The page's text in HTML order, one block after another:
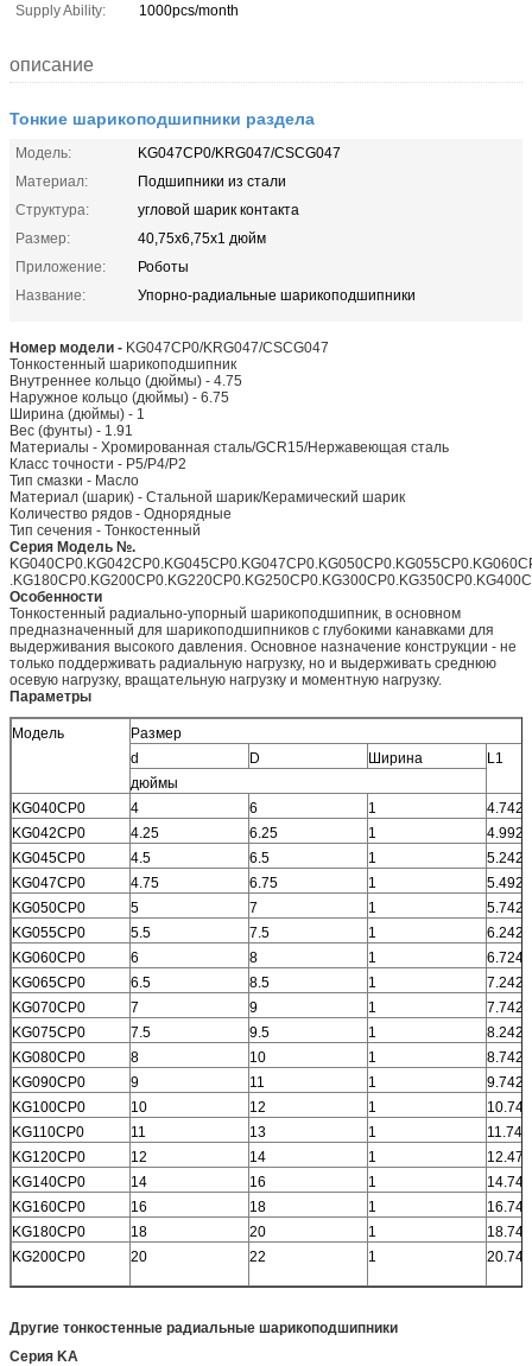
Supply Ability:
1000pcs/month
описание
Тонкие шарикоподшипники раздела
Модель:
KG047CP0/KRG047/CSCG047
Материал:
Подшипники из стали
Структура:
угловой шарик контакта
Размер:
40,75х6,75х1 дюйм
Приложение:
Роботы
Название:
Упорно-радиальные шарикоподшипники
Номер модели - KG047CP0/KRG047/CSCG047
Тонкостенный шарикоподшипник
Внутреннее кольцо (дюймы) - 4.75
Наружное кольцо (дюймы) - 6.75
Ширина (дюймы) - 1
Вес (фунты) - 1.91
Материалы - Хромированная сталь/GCR15/Нержавеющая сталь
Класс точности - P5/P4/P2
Тип смазки - Масло
Материал (шарик) - Стальной шарик/Керамический шарик
Количество рядов - Однорядные
Тип сечения - Тонкостенный
Серия Модель №.
Особенности
Тонкостенный радиально-упорный шарикоподшипник, в основном
предназначенный для шарикоподшипников с глубокими канавками для
выдерживания высокого давления. Основное назначение конструкции - не
только поддерживать радиальную нагрузку, но и выдерживать среднюю
осевую нагрузку, вращательную нагрузку и моментную нагрузку.
Параметры
Модель
Размер
d
D Ширина
L1
дюймы
KG040CP0
4 6 1
4.742
KG042CP0
4.25 6.25 1
4.992
KG045CP0
4.5 6.5 1
5.242
KG047CP0
4.75 6.75 1
5.492
KG050CP0
5 7 1
5.742
KG055CP0
5.5 7.5 1
6.242
KG060CP0
6 8 1
6.724
KG065CP0
6.5 8.5 1
7.242
KG070CP0
7 9 1
7.742
KG075CP0
7.5 9.5 1
8.242
KG080CP0
8 10 1
8.742
KG090CP0
9 11 1
9.742
KG100CP0
10 12 1
10.742
KG110CP0
11 13 1
11.742
KG120CP0
12 14 1
12.472
KG140CP0
14 16 1
14.742
KG160CP0
16 18 1
16.742
KG180CP0
18 20 1
18.742
KG200CP0
20 22 1 20.742
Другие тонкостенные радиальные шарикоподшипники
Серия KA